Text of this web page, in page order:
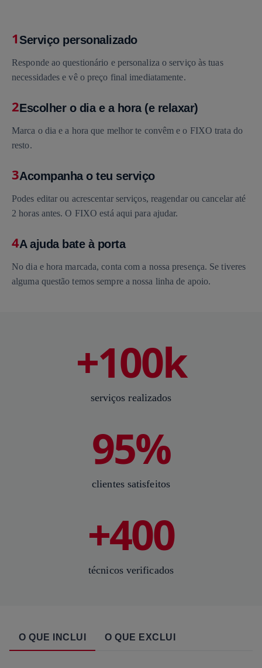
1Serviço personalizado
Responde ao questionário e personaliza o serviço às tuas
necessidades e vê o preço final imediatamente.
2Escolher o dia e a hora (e relaxar)
Marca o dia e a hora que melhor te convêm e o FIXO trata do
resto.
3Acompanha o teu serviço
Podes editar ou acrescentar serviços, reagendar ou cancelar até
2 horas antes. O FIXO está aqui para ajudar.
4A ajuda bate à porta
No dia e hora marcada, conta com a nossa presença. Se tiveres
alguma questão temos sempre a nossa linha de apoio.
+100k
serviços realizados
95%
clientes satisfeitos
+400
técnicos verificados
O QUE INCLUI O QUE EXCLUI